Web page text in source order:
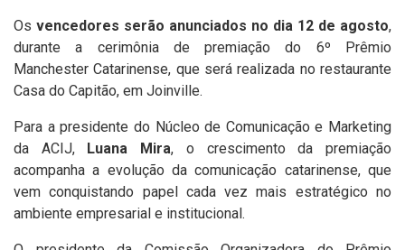
Os vencedores serão anunciados no dia 12 de agosto,
durante a cerimônia de premiação do 6º Prêmio
Manchester Catarinense, que será realizada no restaurante
Casa do Capitão, em Joinville.
Para a presidente do Núcleo de Comunicação e Marketing
da ACIJ,
Luana Mira, o crescimento da premiação
acompanha a evolução da comunicação catarinense, que
vem conquistando papel cada vez mais estratégico no
ambiente empresarial e institucional.